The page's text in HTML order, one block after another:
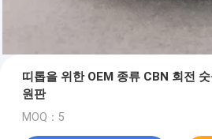
띠톱을 위한 OEM 종류 CBN 회전
원판
MOQ：5